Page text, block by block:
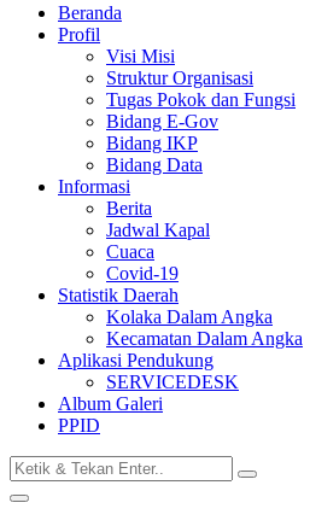
Beranda
Profil
Visi Misi
Struktur Organisasi
Tugas Pokok dan Fungsi
Bidang E-Gov
Bidang IKP
Bidang Data
Informasi
Berita
Jadwal Kapal
Cuaca
Covid-19
Statistik Daerah
Kolaka Dalam Angka
Kecamatan Dalam Angka
Aplikasi Pendukung
SERVICEDESK
Album Galeri
PPID